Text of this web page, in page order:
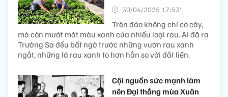
30/04/2025 17:53’
Trên đảo không chỉ có cây,
mà còn mướt mát màu xanh của nhiều loại rau. Ai đã ra
Trường Sa đều bất ngờ trước những vườn rau xanh
ngắt, những lá rau xanh to hơn hẳn so với đất liền.
Cội nguồn sức mạnh làm
nên Đại thắng mùa Xuân